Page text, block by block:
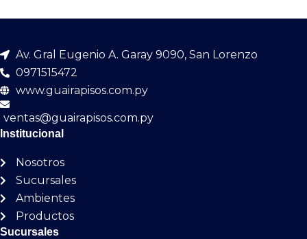
Av. Gral Eugenio A. Garay 9090, San Lorenzo
0971515472
www.guairapisos.com.py
ventas@guairapisos.com.py
Institucional
Nosotros
Sucursales
Ambientes
Productos
Sucursales